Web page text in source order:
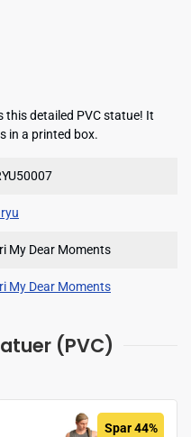
this detailed PVC statue! It
in a printed box.
My Dear Moments
My Dear Moments
(PVC)
Spar 44%